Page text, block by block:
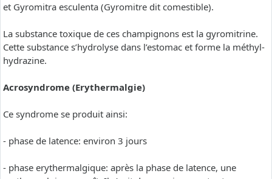
et Gyromitra esculenta (Gyromitre dit comestible).
La substance toxique de ces champignons est la gyromitrine.
Cette substance s’hydrolyse dans l’estomac et forme la méthyl-
hydrazine.
Acrosyndrome (Erythermalgie)
Ce syndrome se produit ainsi:
- phase de latence: environ 3 jours
- phase erythermalgique: après la phase de latence, une